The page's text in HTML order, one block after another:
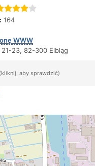
164
WWW
23, 82-300 Elbląg
(kliknij, aby sprawdzić)